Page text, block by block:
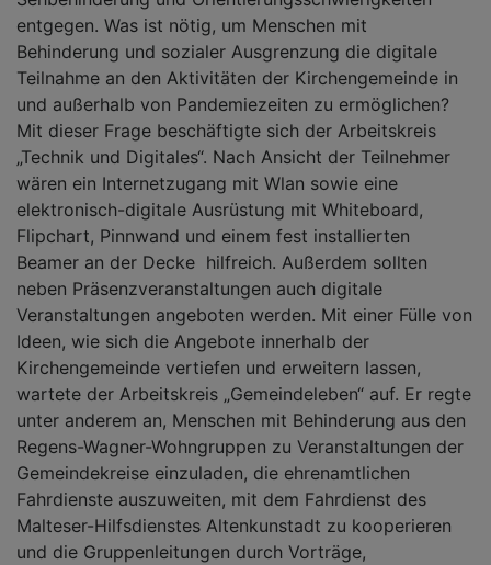
entgegen. Was ist nötig, um Menschen mit
Behinderung und sozialer Ausgrenzung die digitale
Teilnahme an den Aktivitäten der Kirchengemeinde in
und außerhalb von Pandemiezeiten zu ermöglichen?
Mit dieser Frage beschäftigte sich der Arbeitskreis
„Technik und Digitales“. Nach Ansicht der Teilnehmer
wären ein Internetzugang mit Wlan sowie eine
elektronisch-digitale Ausrüstung mit Whiteboard,
Flipchart, Pinnwand und einem fest installierten
Beamer an der Decke hilfreich. Außerdem sollten
neben Präsenzveranstaltungen auch digitale
Veranstaltungen angeboten werden. Mit einer Fülle von
Ideen, wie sich die Angebote innerhalb der
Kirchengemeinde vertiefen und erweitern lassen,
wartete der Arbeitskreis „Gemeindeleben“ auf. Er regte
unter anderem an, Menschen mit Behinderung aus den
Regens-Wagner-Wohngruppen zu Veranstaltungen der
Gemeindekreise einzuladen, die ehrenamtlichen
Fahrdienste auszuweiten, mit dem Fahrdienst des
Malteser-Hilfsdienstes Altenkunstadt zu kooperieren
und die Gruppenleitungen durch Vorträge,